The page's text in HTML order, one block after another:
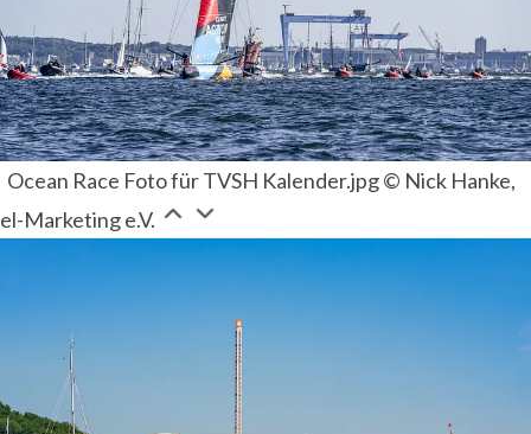
Ocean Race Foto für TVSH Kalender.jpg © Nick Hanke,
Marketing e.V.